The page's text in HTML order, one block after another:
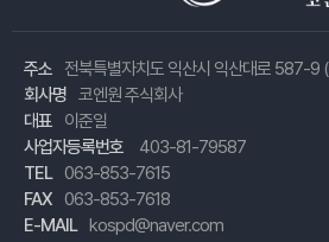
주소
전북특별자치도 익산시 익산대로 587-
회사명 코엔원 주식회사
대표
이준일
사업자등록번호
403-81-79587
TEL
063-853-7615
FAX
063-853-7618
E-MAIL kospd@naver.com